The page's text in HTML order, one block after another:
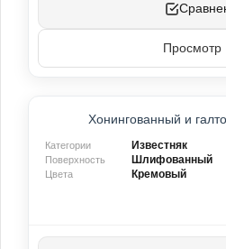
Просмотр
Хонингованный и
Категории Известняк
Поверхность Шлифованный
Цвета Кремовый